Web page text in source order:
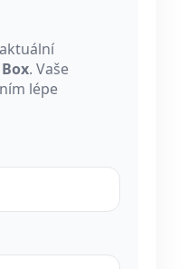
Box. Vaše
lépe